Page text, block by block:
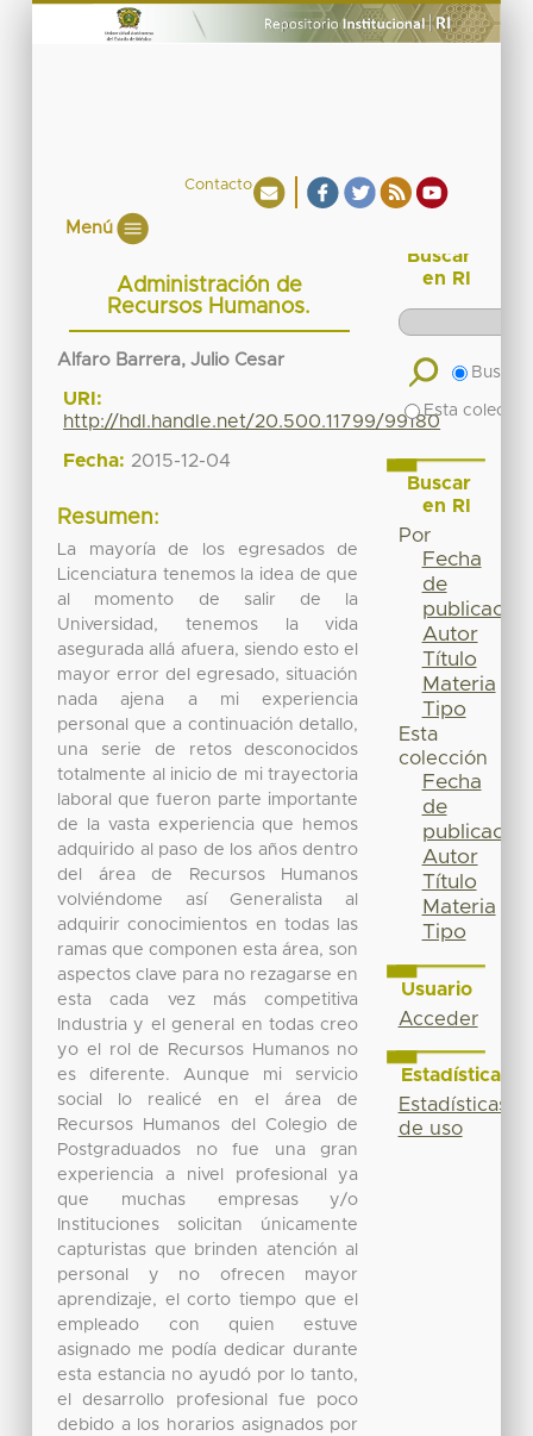
Contacto
Menú
Administración de
Recursos Humanos.
Alfaro Barrera, Julio Cesar
URI:
http://hdl.handle.net/20.500.11799/99180
Fecha: 2015-12-04
Resumen:
La mayoría de los egresados de
Licenciatura tenemos la idea de que
al momento de salir de la
Universidad, tenemos la vida
asegurada allá afuera, siendo esto el
mayor error del egresado, situación
nada ajena a mi experiencia
personal que a continuación detallo,
una serie de retos desconocidos
totalmente al inicio de mi trayectoria
laboral que fueron parte importante
de la vasta experiencia que hemos
adquirido al paso de los años dentro
del área de Recursos Humanos
volviéndome así Generalista al
adquirir conocimientos en todas las
ramas que componen esta área, son
aspectos clave para no rezagarse en
esta cada vez más competitiva
Industria y el general en todas creo
yo el rol de Recursos Humanos no
es diferente. Aunque mi servicio
social lo realicé en el área de
Recursos Humanos del Colegio de
Postgraduados no fue una gran
experiencia a nivel profesional ya
que muchas empresas y/o
Instituciones solicitan únicamente
capturistas que brinden atención al
personal y no ofrecen mayor
aprendizaje, el corto tiempo que el
empleado con quien estuve
asignado me podía dedicar durante
esta estancia no ayudó por lo tanto,
el desarrollo profesional fue poco
debido a los horarios asignados por
Buscar
en RI
Buscar
Esta
Buscar
en RI
Por
Fecha
de
publicación
Autor
Título
Materia
Tipo
Esta
colección
Fecha
de
publicación
Autor
Título
Materia
Tipo
Usuario
Acceder
Estadísticas
Estadísticas
de uso